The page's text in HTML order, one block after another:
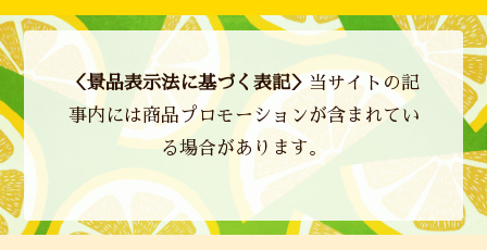
＜景品表示法に基づく表記＞ 当サイトの記
事内には商品プロモーションが含まれてい
る場合があります。